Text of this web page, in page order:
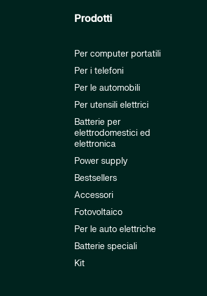
Prodotti
Per computer portatili
Per i telefoni
Per le automobili
Per utensili elettrici
Batterie per
elettrodomestici ed
elettronica
Power supply
Bestsellers
Accessori
Fotovoltaico
Per le auto elettriche
Batterie speciali
Kit